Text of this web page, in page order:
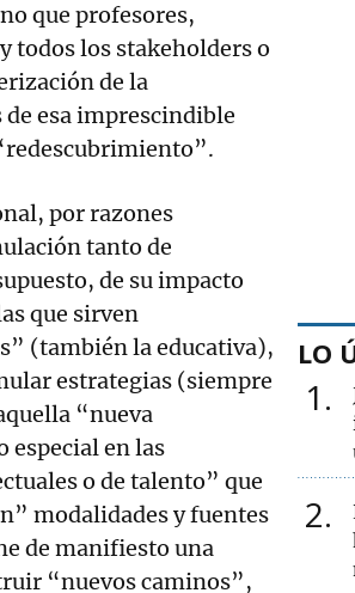
que profesores,
todos los stakeholders o
de la
esa imprescindible
por razones
tanto de
de su impacto
que sirven
(también la educativa),
estrategias (siempre
“nueva
especial en las
o de talento” que
modalidades y fuentes
de manifiesto una
“nuevos caminos”,
LO
1
2